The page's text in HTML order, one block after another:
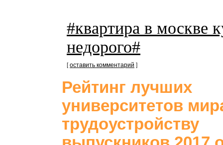
#квартира в москве
недорого#
[оставить комментарий ]
Рейтинг лучших
университетов
трудоустройству